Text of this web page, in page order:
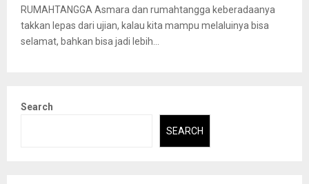
RUMAHTANGGA Asmara dan rumahtangga keberadaanya
takkan lepas dari ujian, kalau kita mampu melaluinya bisa
selamat, bahkan bisa jadi lebih...
Search
SEARCH